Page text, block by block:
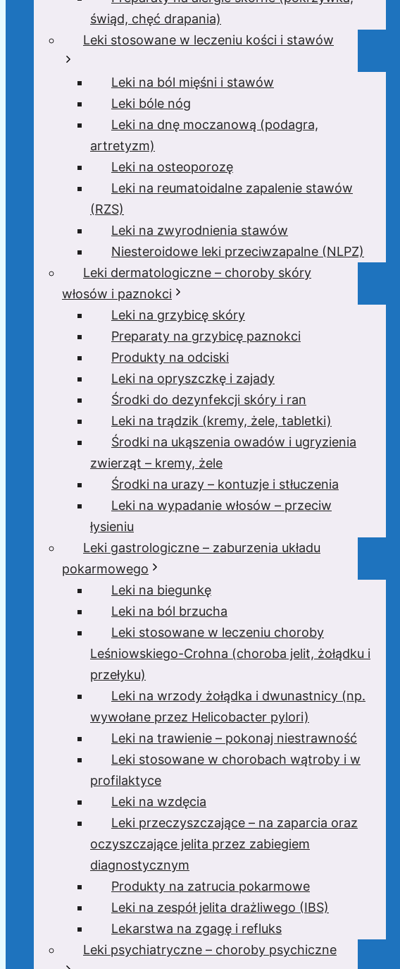
świąd, chęć drapania)
Leki stosowane w leczeniu kości i stawów
Leki na ból mięśni i stawów
Leki bóle nóg
Leki na dnę moczanową (podagra,
artretyzm)
Leki na osteoporozę
Leki na reumatoidalne zapalenie stawów
(RZS)
Leki na zwyrodnienia stawów
Niesteroidowe leki przeciwzapalne (NLPZ)
Leki dermatologiczne – choroby skóry
włosów i paznokci
Leki na grzybicę skóry
Preparaty na grzybicę paznokci
Produkty na odciski
Leki na opryszczkę i zajady
Środki do dezynfekcji skóry i ran
Leki na trądzik (kremy, żele, tabletki)
Środki na ukąszenia owadów i ugryzienia
zwierząt – kremy, żele
Środki na urazy – kontuzje i stłuczenia
Leki na wypadanie włosów – przeciw
łysieniu
Leki gastrologiczne – zaburzenia układu
pokarmowego
Leki na biegunkę
Leki na ból brzucha
Leki stosowane w leczeniu choroby
Leśniowskiego-Crohna (choroba jelit, żołądku i
przełyku)
Leki na wrzody żołądka i dwunastnicy (np.
wywołane przez Helicobacter pylori)
Leki na trawienie – pokonaj niestrawność
Leki stosowane w chorobach wątroby i w
profilaktyce
Leki na wzdęcia
Leki przeczyszczające – na zaparcia oraz
oczyszczające jelita przez zabiegiem
diagnostycznym
Produkty na zatrucia pokarmowe
Leki na zespół jelita drażliwego (IBS)
Lekarstwa na zgagę i refluks
Leki psychiatryczne – choroby psychiczne